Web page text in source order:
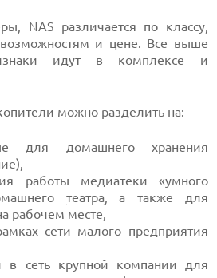
NAS различается по классу,
и цене. Все выше
идут в комплексе и
можно разделить на:
для домашнего хранения
работы медиатеки «умного
театра, а также для
рабочем месте,
сети малого предприятия
в сеть крупной компании для